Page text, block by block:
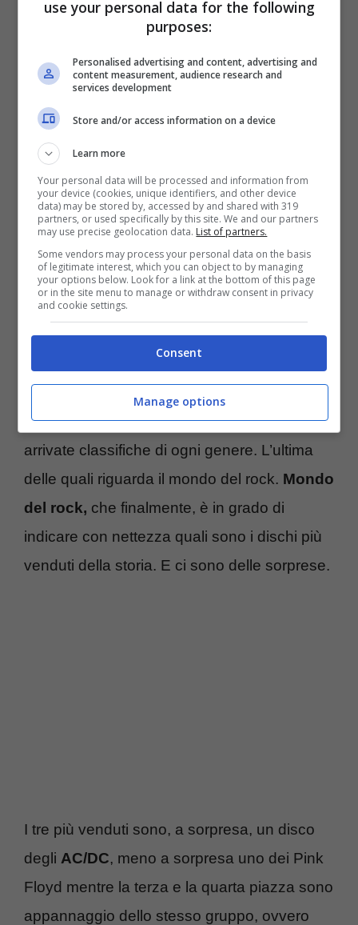
Dischi Rock più venduti (blueshouse.it)
La RIAA ha stimato che la vendita di un disco
è la somma di 1500 stream e di 10 download
mentre il cosiddetto disco di platino viene
assegnato ogni volta che un brano su
Appurato questo si sono scatenatati i
conteggi e, per questa fine di 2023, sono
arrivate classifiche di ogni genere. L’ultima
delle quali riguarda il mondo del rock. Mondo
del rock, che finalmente, è in grado di
indicare con nettezza quali sono i dischi più
venduti della storia. E ci sono delle sorprese.
I tre più venduti sono, a sorpresa, un disco
degli AC/DC, meno a sorpresa uno dei Pink
Floyd mentre la terza e la quarta piazza sono
appannaggio dello stesso gruppo, ovvero
use your personal data for the following
purposes:
Personalised advertising and content, advertising and
content measurement, audience research and
services development
Store and/or access information on a device
Learn more
Your personal data will be processed and information from
your device (cookies, unique identifiers, and other device
data) may be stored by, accessed by and shared with 319
partners, or used specifically by this site. We and our partners
may use precise geolocation data. List of partners.
Some vendors may process your personal data on the basis
of legitimate interest, which you can object to by managing
your options below. Look for a link at the bottom of this page
or in the site menu to manage or withdraw consent in privacy
and cookie settings.
Consent
Manage options